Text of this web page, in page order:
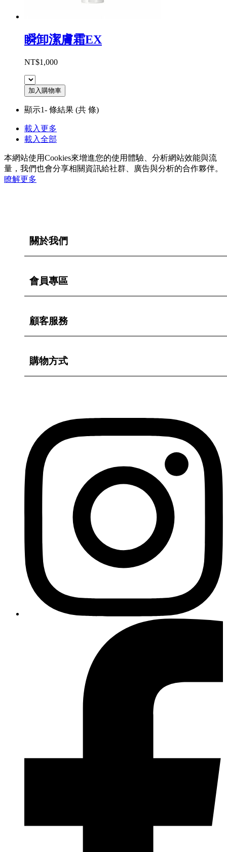
瞬卸潔膚霜EX
NT$1,000
加入購物車
顯示1- 條結果 (共 條)
載入更多
載入全部
本網站使用Cookies來增進您的使用體驗、分析網站效能與流
量，我們也會分享相關資訊給社群、廣告與分析的合作夥伴。
瞭解更多
關於我們
會員專區
顧客服務
購物方式